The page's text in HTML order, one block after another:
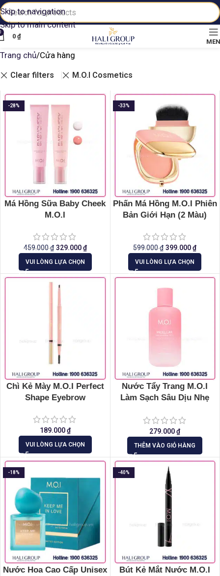
Skip to navigation
Skip to main content
0 ₫
Trang chủ Cửa hàng
Clear filters M.O.I Cosmetics
-28%
Má Hồng Sữa Baby Cheek
M.O.I
459.000₫ 329.000₫
VUI LÒNG LỰA CHỌN
-33%
Phấn Má Hồng M.O.I Phiên
Bản Giới Hạn (2 Màu)
599.000₫ 399.000₫
VUI LÒNG LỰA CHỌN
Chì Kẻ Mày M.O.I Perfect
Shape Eyebrow
189.000₫
VUI LÒNG LỰA CHỌN
Nước Tẩy Trang M.O.I
Làm Sạch Sâu Dịu Nhẹ
279.000₫
THÊM VÀO GIỎ HÀNG
-18%
Nước Hoa Cao Cấp Unisex
-40%
Bút Kẻ Mắt Nước M.O.I